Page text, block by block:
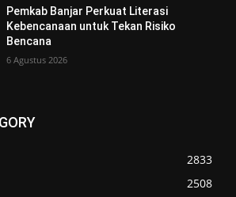
Pemkab Banjar Perkuat Literasi
Kebencanaan untuk Tekan Risiko
Bencana
6 Agustus 2026
2833
2508